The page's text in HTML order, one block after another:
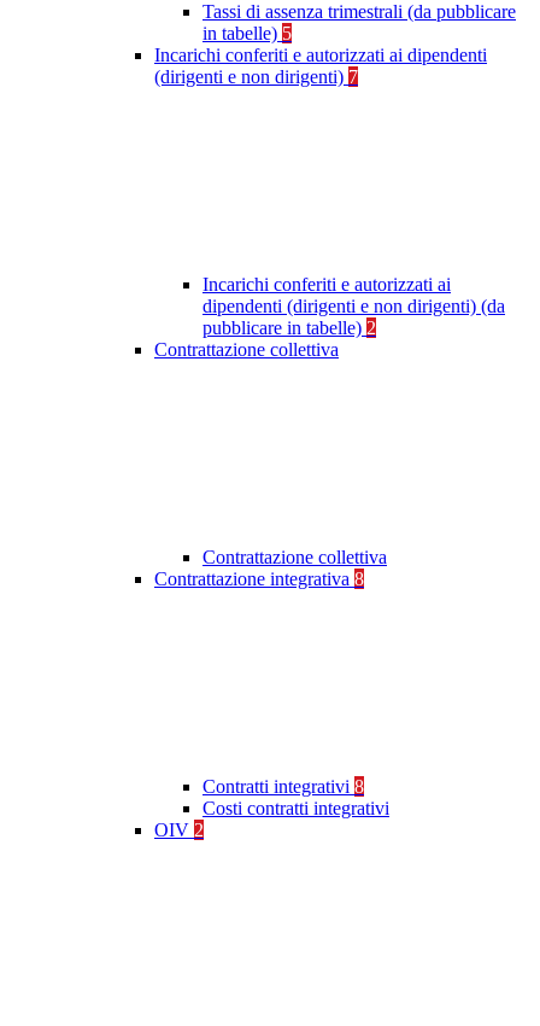
Tassi di assenza trimestrali (da pubblicare
in tabelle) 5
Incarichi conferiti e autorizzati ai dipendenti
(dirigenti e non dirigenti) 7
Incarichi conferiti e autorizzati ai
dipendenti (dirigenti e non dirigenti) (da
pubblicare in tabelle) 2
Contrattazione collettiva
Contrattazione collettiva
Contrattazione integrativa 8
Contratti integrativi 8
Costi contratti integrativi
OIV 2